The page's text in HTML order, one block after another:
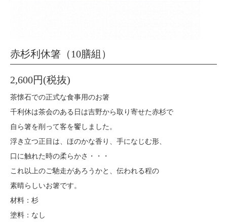
赤杉利休箸（10膳組）
2,600円(税抜)
茶懐石での正式な食事用のお箸
千利休は茶会のある日は吉野から取り寄せた赤杉で
自ら箸を削って客を饗しました。
浮き立つ正目は、ほのかな香り、手になじむ形、
口に触れた時の柔らかさ・・・
これ以上のご馳走があろうかと、伝われる程の
素晴らしいお箸です。
材料：杉
塗料：なし